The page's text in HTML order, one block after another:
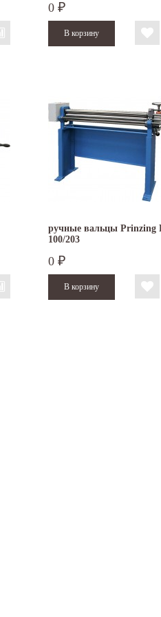
0 ₽
ручные вальцы Prinzing
100/203
0 ₽